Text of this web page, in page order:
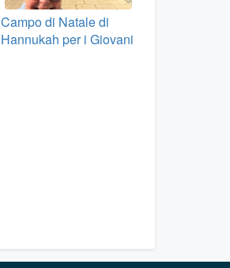
Campo di Natale di
Hannukah per i Giovani